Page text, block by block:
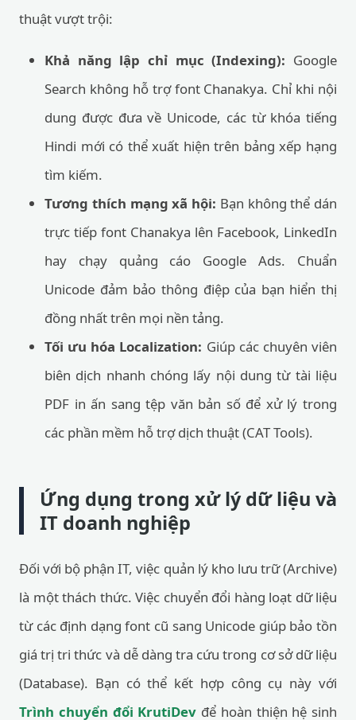
thuật vượt trội:
Khả năng lập chỉ mục (Indexing): Google
Search không hỗ trợ font Chanakya. Chỉ khi nội
dung được đưa về Unicode, các từ khóa tiếng
Hindi mới có thể xuất hiện trên bảng xếp hạng
tìm kiếm.
Tương thích mạng xã hội: Bạn không thể dán
trực tiếp font Chanakya lên Facebook, LinkedIn
hay chạy quảng cáo Google Ads. Chuẩn
Unicode đảm bảo thông điệp của bạn hiển thị
đồng nhất trên mọi nền tảng.
Tối ưu hóa Localization: Giúp các chuyên viên
biên dịch nhanh chóng lấy nội dung từ tài liệu
PDF in ấn sang tệp văn bản số để xử lý trong
các phần mềm hỗ trợ dịch thuật (CAT Tools).
Ứng dụng trong xử lý dữ liệu và
IT doanh nghiệp
Đối với bộ phận IT, việc quản lý kho lưu trữ (Archive)
là một thách thức. Việc chuyển đổi hàng loạt dữ liệu
từ các định dạng font cũ sang Unicode giúp bảo tồn
giá trị tri thức và dễ dàng tra cứu trong cơ sở dữ liệu
(Database). Bạn có thể kết hợp công cụ này với
Trình chuyển đổi KrutiDev để hoàn thiện hệ sinh